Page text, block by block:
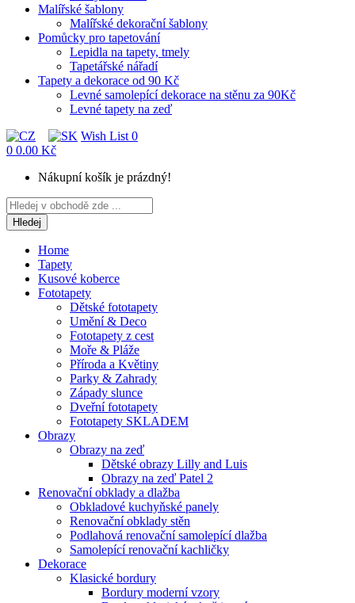
Malířské šablony
Malířské dekorační šablony
Pomůcky pro tapetování
Lepidla na tapety, tmely
Tapetářské nářadí
Tapety a dekorace od 90 Kč
Levné samolepící dekorace na stěnu za 90Kč
Levné tapety na zeď
Wish List 0
0 0.00 Kč
Nákupní košík je prázdný!
Hledej
Home
Tapety
Kusové koberce
Fototapety
Dětské fototapety
Umění & Deco
Fototapety z cest
Moře & Pláže
Příroda a Květiny
Parky & Zahrady
Západy slunce
Dveřní fototapety
Fototapety SKLADEM
Obrazy
Obrazy na zeď
Dětské obrazy Lilly and Luis
Obrazy na zeď Patel 2
Renovační obklady a dlažba
Obkladové kuchyňské panely
Renovační obklady stěn
Podlahová renovační samolepící dlažba
Samolepící renovační kachličky
Dekorace
Klasické bordury
Bordury moderní vzory